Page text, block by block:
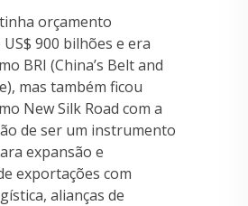
orçamento
900 bilhões e era
BRI (China’s Belt and
mas também ficou
New Silk Road com a
de ser um instrumento
expansão e
exportações com
alianças de